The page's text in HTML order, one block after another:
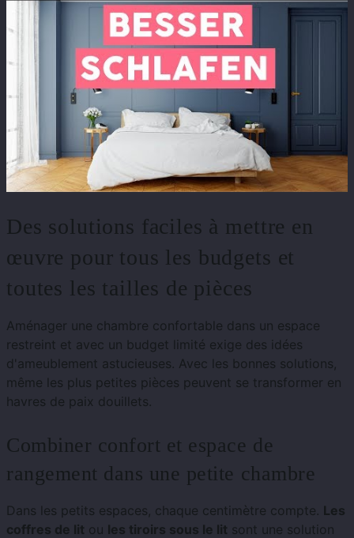
Des solutions faciles à mettre en
œuvre pour tous les budgets et
toutes les tailles de pièces
Aménager une chambre confortable dans un espace
restreint et avec un budget limité exige des idées
d'ameublement astucieuses. Avec les bonnes solutions,
même les plus petites pièces peuvent se transformer en
havres de paix douillets.
Combiner confort et espace de
rangement dans une petite chambre
Dans les petits espaces, chaque centimètre compte. Les
coffres de lit ou les tiroirs sous le lit sont une solution